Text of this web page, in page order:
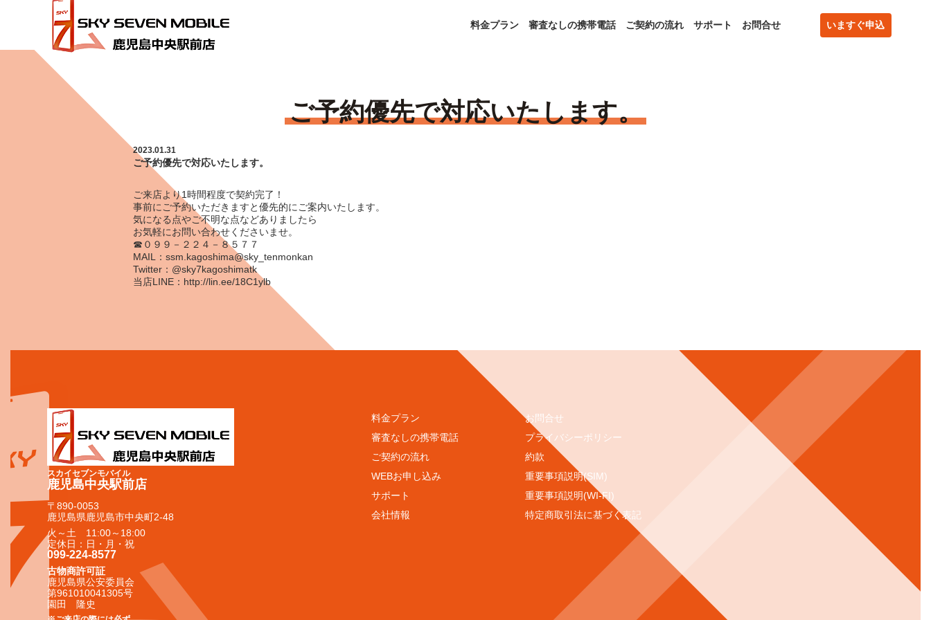
料金プラン 審査なしの携帯電話 ご契約の流れ サポート お問合せ いますぐ申込
HOME
ご予約優先で対応いたします。
2023.01.31
ご予約優先で対応いたします。
ご来店より1時間程度で契約完了！
事前にご予約いただきますと優先的にご案内いたします。
気になる点やご不明な点などありましたら
お気軽にお問い合わせくださいませ。
☎０９９－２２４－８５７７
MAIL：ssm.kagoshima@sky_tenmonkan
Twitter：@sky7kagoshimatk
当店LINE： http://lin.ee/18C1ylb
スカイセブンモバイル
鹿児島中央駅前店
〒890-0053
鹿児島県鹿児島市中央町2-48
火～土 11:00～18:00
定休日：日・月・祝
099-224-8577
古物商許可証
鹿児島県公安委員会
第961010041305号
園田 隆史
料金プラン
審査なしの携帯電話
ご契約の流れ
WEBお申し込み
サポート
会社情報
お問合せ
プライバシーポリシー
約款
重要事項説明(SIM)
重要事項説明(WI-FI)
特定商取引法に基づく表記